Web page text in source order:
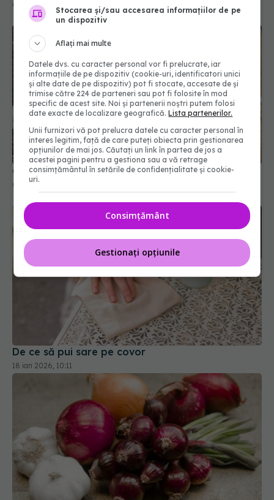
01 feb 2026, 09:00
Cum se taie corect ceapa cubulețe
03 mar 2026, 19:16
De ce să pui sare pe covor
18 ian 2026, 10:11
Stocarea și/sau accesarea informațiilor de pe
un dispozitiv
Aflați mai multe
Datele dvs. cu caracter personal vor fi prelucrate, iar
informațiile de pe dispozitiv (cookie-uri, identificatori unici
și alte date de pe dispozitiv) pot fi stocate, accesate de și
trimise către 224 de parteneri sau pot fi folosite în mod
specific de acest site. Noi și partenerii noștri putem folosi
date exacte de localizare geografică.Lista partenerilor.
Unii furnizori vă pot prelucra datele cu caracter personal în
interes legitim, față de care puteți obiecta prin gestionarea
opțiunilor de mai jos. Căutați un link în partea de jos a
acestei pagini pentru a gestiona sau a vă retrage
consimțământul în setările de confidențialitate și cookie-
uri.
Consimțământ
Gestionați opțiunile